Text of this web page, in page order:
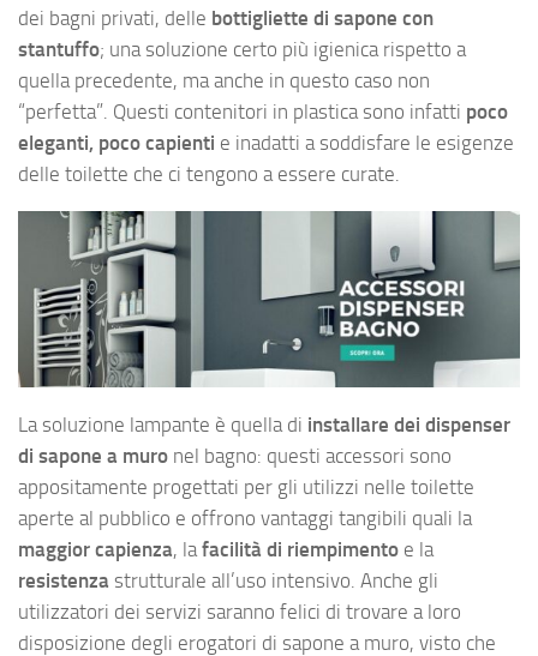
dei bagni privati, delle bottigliette di sapone con
stantuffo; una soluzione certo più igienica rispetto a
quella precedente, ma anche in questo caso non
“perfetta”. Questi contenitori in plastica sono infatti poco
eleganti, poco capienti e inadatti a soddisfare le esigenze
delle toilette che ci tengono a essere curate.
La soluzione lampante è quella di installare dei dispenser
di sapone a muro nel bagno: questi accessori sono
appositamente progettati per gli utilizzi nelle toilette
aperte al pubblico e offrono vantaggi tangibili quali la
maggior capienza, la facilità di riempimento e la
resistenza strutturale all’uso intensivo. Anche gli
utilizzatori dei servizi saranno felici di trovare a loro
disposizione degli erogatori di sapone a muro, visto che